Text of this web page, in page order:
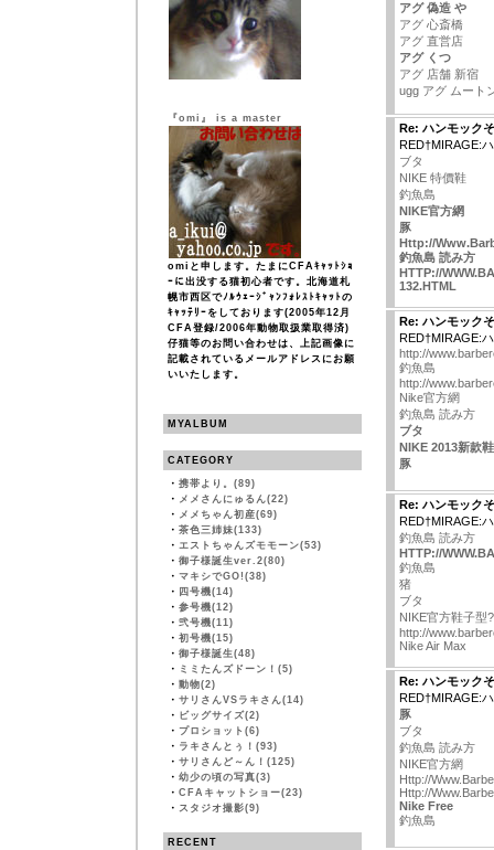
『omi』 is a master
omiと申します。たまにCFAｷｬｯﾄｼｮ
ｰに出没する猫初心者です。北海道札
幌市西区でﾉﾙｳｪｰｼﾞｬﾝﾌｫﾚｽﾄｷｬｯﾄの
ｷｬｯﾃﾘｰをしております(2005年12月
CFA登録/2006年動物取扱業取得済)
仔猫等のお問い合わせは、上記画像に
記載されているメールアドレスにお願
いいたします。
MYALBUM
CATEGORY
・携帯より。(89)
・ メメさんにゅるん(22)
・ メメちゃん初産(69)
・茶色三姉妹(133)
・エストちゃんズモモーン(53)
・御子様誕生ver.2(80)
・マキシでGO!(38)
・ 四号機(14)
・参号機(12)
・弐号機(11)
・初号機(15)
・御子様誕生(48)
・ ミミたんズドーン！(5)
・動物(2)
・サリさんVSラキさん(14)
・ ビッグサイズ(2)
・プロショット(6)
・ ラキさんとぅ！(93)
・サリさんど～ん！(125)
・幼少の頃の写真(3)
・CFAキャットショー(23)
・スタジオ撮影(9)
RECENT
アグ 偽造 や
アグ 心斎橋
アグ 直営店
アグ くつ
アグ 店舗 新宿
ugg アグ ムート
Re: ハンモック
RED†MIRAGE:
ブタ
NIKE 特價鞋
釣魚島
NIKE官方網
豚
Http://
釣魚島 読み方
HTTP://
132.HTML
Re: ハンモック
RED†MIRAGE:
http://
釣魚島
http://
Nike官方網
釣魚島 読み方
ブタ
NIKE 2013新款
豚
Re: ハンモック
RED†MIRAGE:
釣魚島 読み方
HTTP://
釣魚島
猪
ブタ
NIKE官方鞋子型?
http://
Nike Air Max
Re: ハンモック
RED†MIRAGE:
豚
ブタ
釣魚島 読み方
NIKE官方網
Http://
Http://
Nike Free
釣魚島